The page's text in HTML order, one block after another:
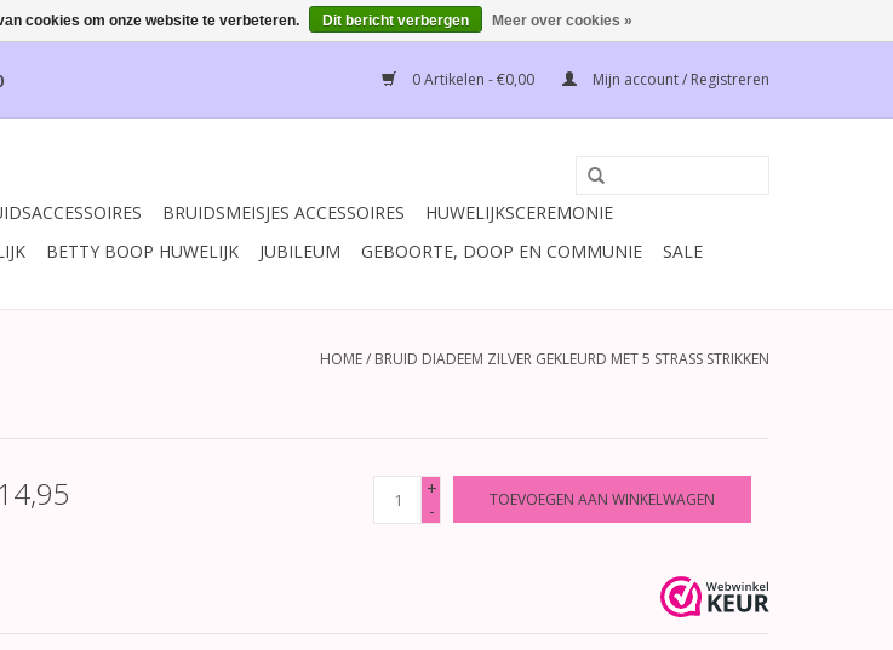
0 Artikelen - €0,00 Mijn account / Registreren
BRUIDSMEISJES ACCESSOIRES
HUWELIJKSCEREMONIE
BETTY BOOP HUWELIJK JUBILEUM GEBOORTE, DOOP EN COMMUNIE SALE
HOME/ BRUID DIADEEM ZILVER GEKLEURD MET 5 STRASS STRIKKEN
+
-
TOEVOEGEN AAN WINKELWAGEN
cookies om onze website te verbeteren. Dit bericht verbergen Meer over cookies »